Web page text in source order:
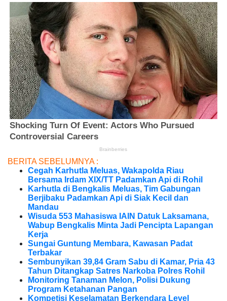
BERITA SEBELUMNYA :
Cegah Karhutla Meluas, Wakapolda Riau
Bersama Irdam XIX/TT Padamkan Api di Rohil
Karhutla di Bengkalis Meluas, Tim Gabungan
Berjibaku Padamkan Api di Siak Kecil dan
Mandau
Wisuda 553 Mahasiswa IAIN Datuk Laksamana,
Wabup Bengkalis Minta Jadi Pencipta Lapangan
Kerja
Sungai Guntung Membara, Kawasan Padat
Terbakar
Sembunyikan 39,84 Gram Sabu di Kamar, Pria 43
Tahun Ditangkap Satres Narkoba Polres Rohil
Monitoring Tanaman Melon, Polisi Dukung
Program Ketahanan Pangan
Kompetisi Keselamatan Berkendara Level